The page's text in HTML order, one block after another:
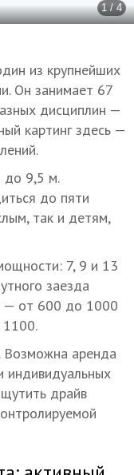
1 / 4
из крупнейших
Он занимает 67
дисциплин —
картинг здесь —
до 9,5 м.
до пяти
так и детям,
7, 9 и 13
заезда
— от 600 до 1000
Возможна аренда
индивидуальных
драйв